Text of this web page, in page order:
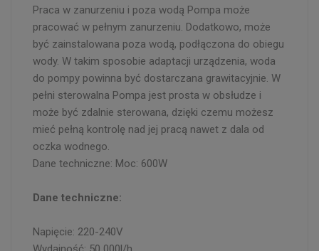
Praca w zanurzeniu i poza wodą Pompa może
pracować w pełnym zanurzeniu. Dodatkowo, może
być zainstalowana poza wodą, podłączona do obiegu
wody. W takim sposobie adaptacji urządzenia, woda
do pompy powinna być dostarczana grawitacyjnie. W
pełni sterowalna Pompa jest prosta w obsłudze i
może być zdalnie sterowana, dzięki czemu możesz
mieć pełną kontrolę nad jej pracą nawet z dala od
oczka wodnego.
Dane techniczne: Moc: 600W
Dane techniczne:
Napięcie: 220-240V